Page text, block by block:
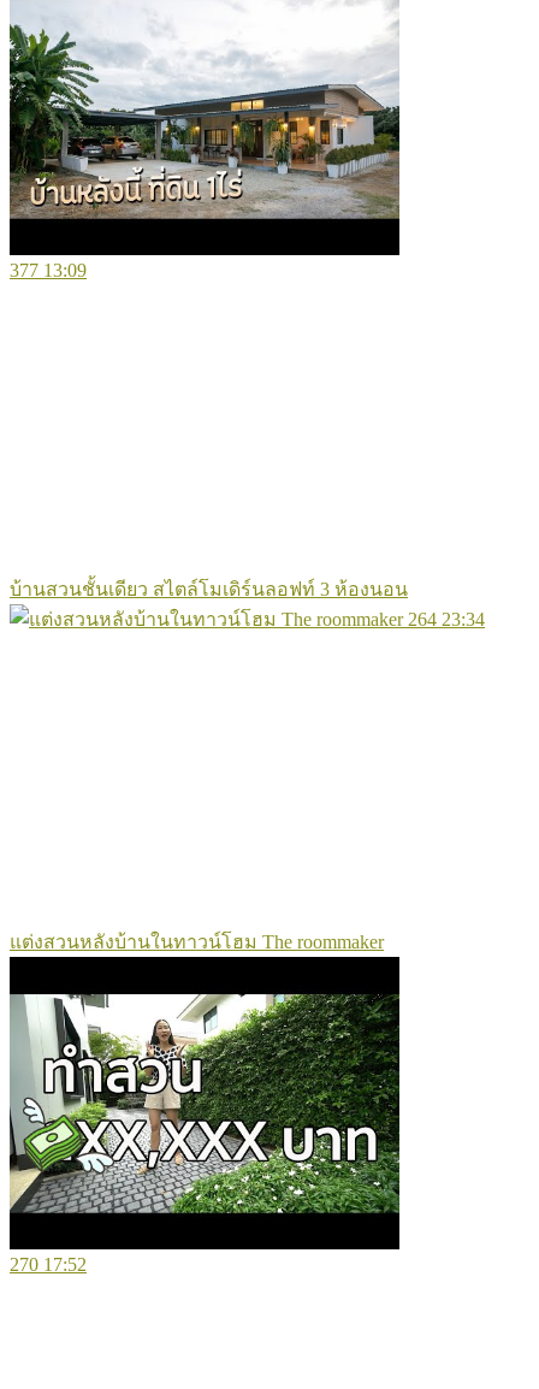
377 13:09
บ้านสวนชั้นเดียว สไตล์โมเดิร์นลอฟท์ 3 ห้องนอน
264 23:34
แต่งสวนหลังบ้านในทาวน์โฮม The roommaker
270 17:52